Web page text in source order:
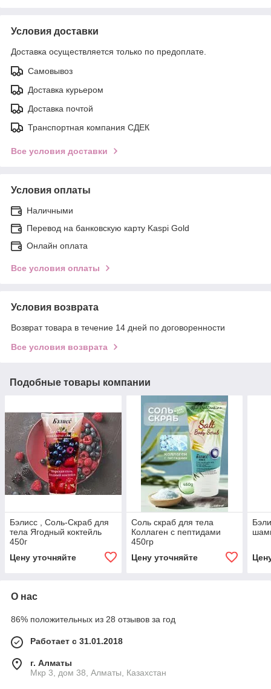
Условия доставки
Доставка осуществляется только по предоплате.
Самовывоз
Доставка курьером
Доставка почтой
Транспортная компания СДЕК
Все условия доставки
Условия оплаты
Наличными
Перевод на банковскую карту Kaspi Gold
Онлайн оплата
Все условия оплаты
Условия возврата
Возврат товара в течение 14 дней по договоренности
Все условия возврата
Подобные товары компании
Бэлисс , Соль-Скраб для
тела Ягодный коктейль
450г
Цену уточняйте
Соль скраб для тела
Коллаген с пептидами
450гр
Цену уточняйте
О нас
86% положительных из 28 отзывов за год
Работает с 31.01.2018
г. Алматы
Мкр 3, дом 38, Алматы, Казахстан